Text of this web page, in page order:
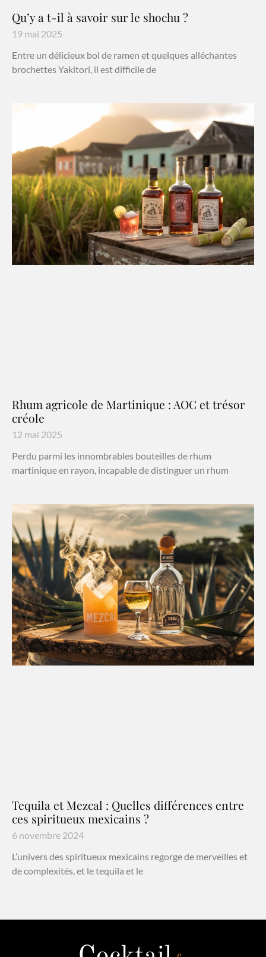
Qu’y a t-il à savoir sur le shochu ?
19 mai 2025
Entre un délicieux bol de ramen et quelques alléchantes
brochettes Yakitori, il est difficile de
Rhum agricole de Martinique : AOC et trésor
créole
12 mai 2025
Perdu parmi les innombrables bouteilles de rhum
martinique en rayon, incapable de distinguer un rhum
Tequila et Mezcal : Quelles différences entre
ces spiritueux mexicains ?
6 novembre 2024
L’univers des spiritueux mexicains regorge de merveilles et
de complexités, et le tequila et le